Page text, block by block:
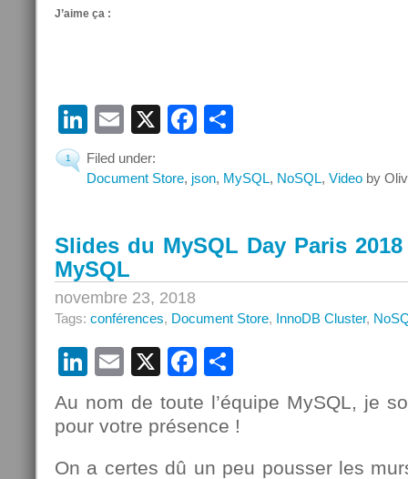
J’aime ça :
LinkedIn
Email
X Facebook
1
Filed under:
Document Store, json, MySQL, NoSQL, Video by
Slides du MySQL Day Paris
MySQL
novembre 23, 2018
Tags: conférences, Document Store, InnoDB Cluster,
LinkedIn
Email
X Facebook
Au nom de toute l’équipe MySQL, je
pour votre présence !
On a certes dû un peu pousser les